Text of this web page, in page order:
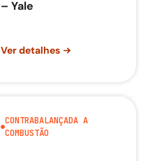
– Yale
Ver detalhes
CONTRABALANÇADA A
COMBUSTÃO